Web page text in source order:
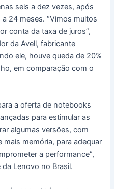
seis a dez vezes, após
24 meses. “Vimos muitos
conta da taxa de juros”,
da Avell, fabricante
ele, houve queda de 20%
em comparação com o
a oferta de notebooks
para estimular as
algumas versões, com
memória, para adequar
a performance”,
da Lenovo no Brasil.